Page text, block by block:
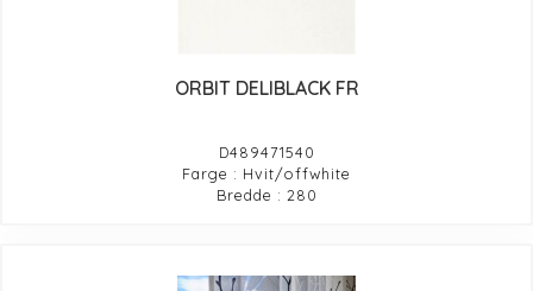
ORBIT DELIBLACK FR
D489471540
Farge : Hvit/offwhite
Bredde : 280